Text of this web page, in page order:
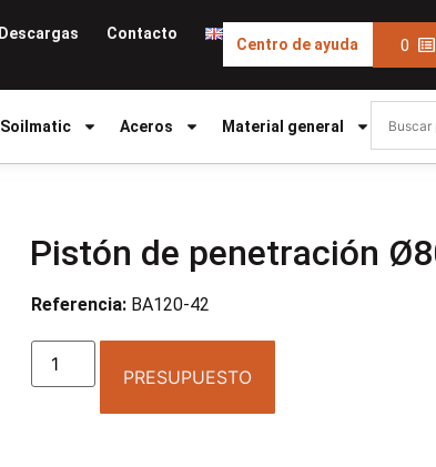
Descargas Contacto
Centro de ayuda 0
Soilmatic Aceros Material general
Pistón de penetración
Referencia: BA120-42
PRESUPUESTO